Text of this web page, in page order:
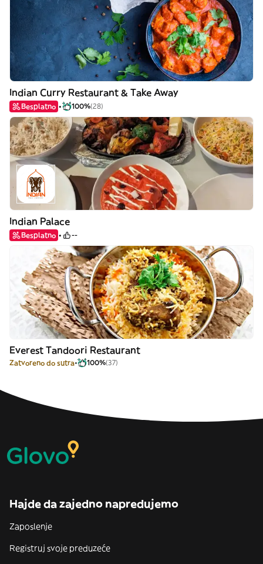
Indian Curry Restaurant & Take Away
Besplatno 100%(28)
Indian Palace
Besplatno --
Everest Tandoori Restaurant
Zatvoreno do sutra 100%(37)
Hajde da zajedno napredujemo
Zaposlenje
Registruj svoje preduzeće